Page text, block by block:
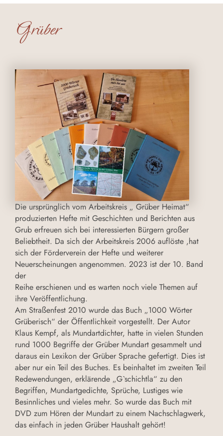
Grüber
Die ursprünglich vom Arbeitskreis „ Grüber Heimat“
produzierten Hefte mit Geschichten und Berichten aus
Grub erfreuen sich bei interessierten Bürgern großer
Beliebtheit. Da sich der Arbeitskreis 2006 auflöste ,hat
sich der Förderverein der Hefte und weiterer
Neuerscheinungen angenommen. 2023 ist der 10. Band
der
Reihe erschienen und es warten noch viele Themen auf
ihre Veröffentlichung.
Am Straßenfest 2010 wurde das Buch „1000 Wörter
Grüberisch“ der Öffentlichkeit vorgestellt. Der Autor
Klaus Kempf, als Mundartdichter, hatte in vielen Stunden
rund 1000 Begriffe der Grüber Mundart gesammelt und
daraus ein Lexikon der Grüber Sprache gefertigt. Dies ist
aber nur ein Teil des Buches. Es beinhaltet im zweiten Teil
Redewendungen, erklärende „G`schichtla“ zu den
Begriffen, Mundartgedichte, Sprüche, Lustiges wie
Besinnliches und vieles mehr. So wurde das Buch mit
DVD zum Hören der Mundart zu einem Nachschlagwerk,
das einfach in jeden Grüber Haushalt gehört!